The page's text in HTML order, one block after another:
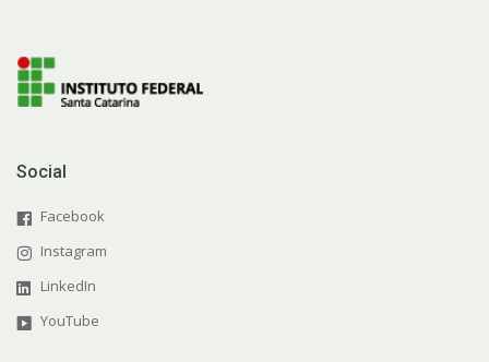
Social
Facebook
Instagram
LinkedIn
YouTube